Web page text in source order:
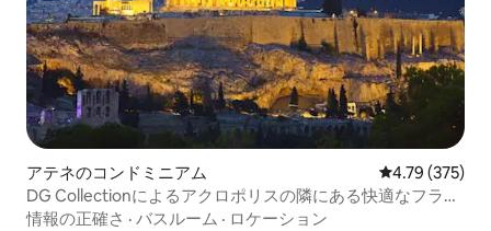
アテネのコンドミニアム レビュー375
4.79 (375)
DG Collectionによるアクロポリスの隣にある快適なフラッ
ト
情報の正確さ · バスルーム · ロケーション